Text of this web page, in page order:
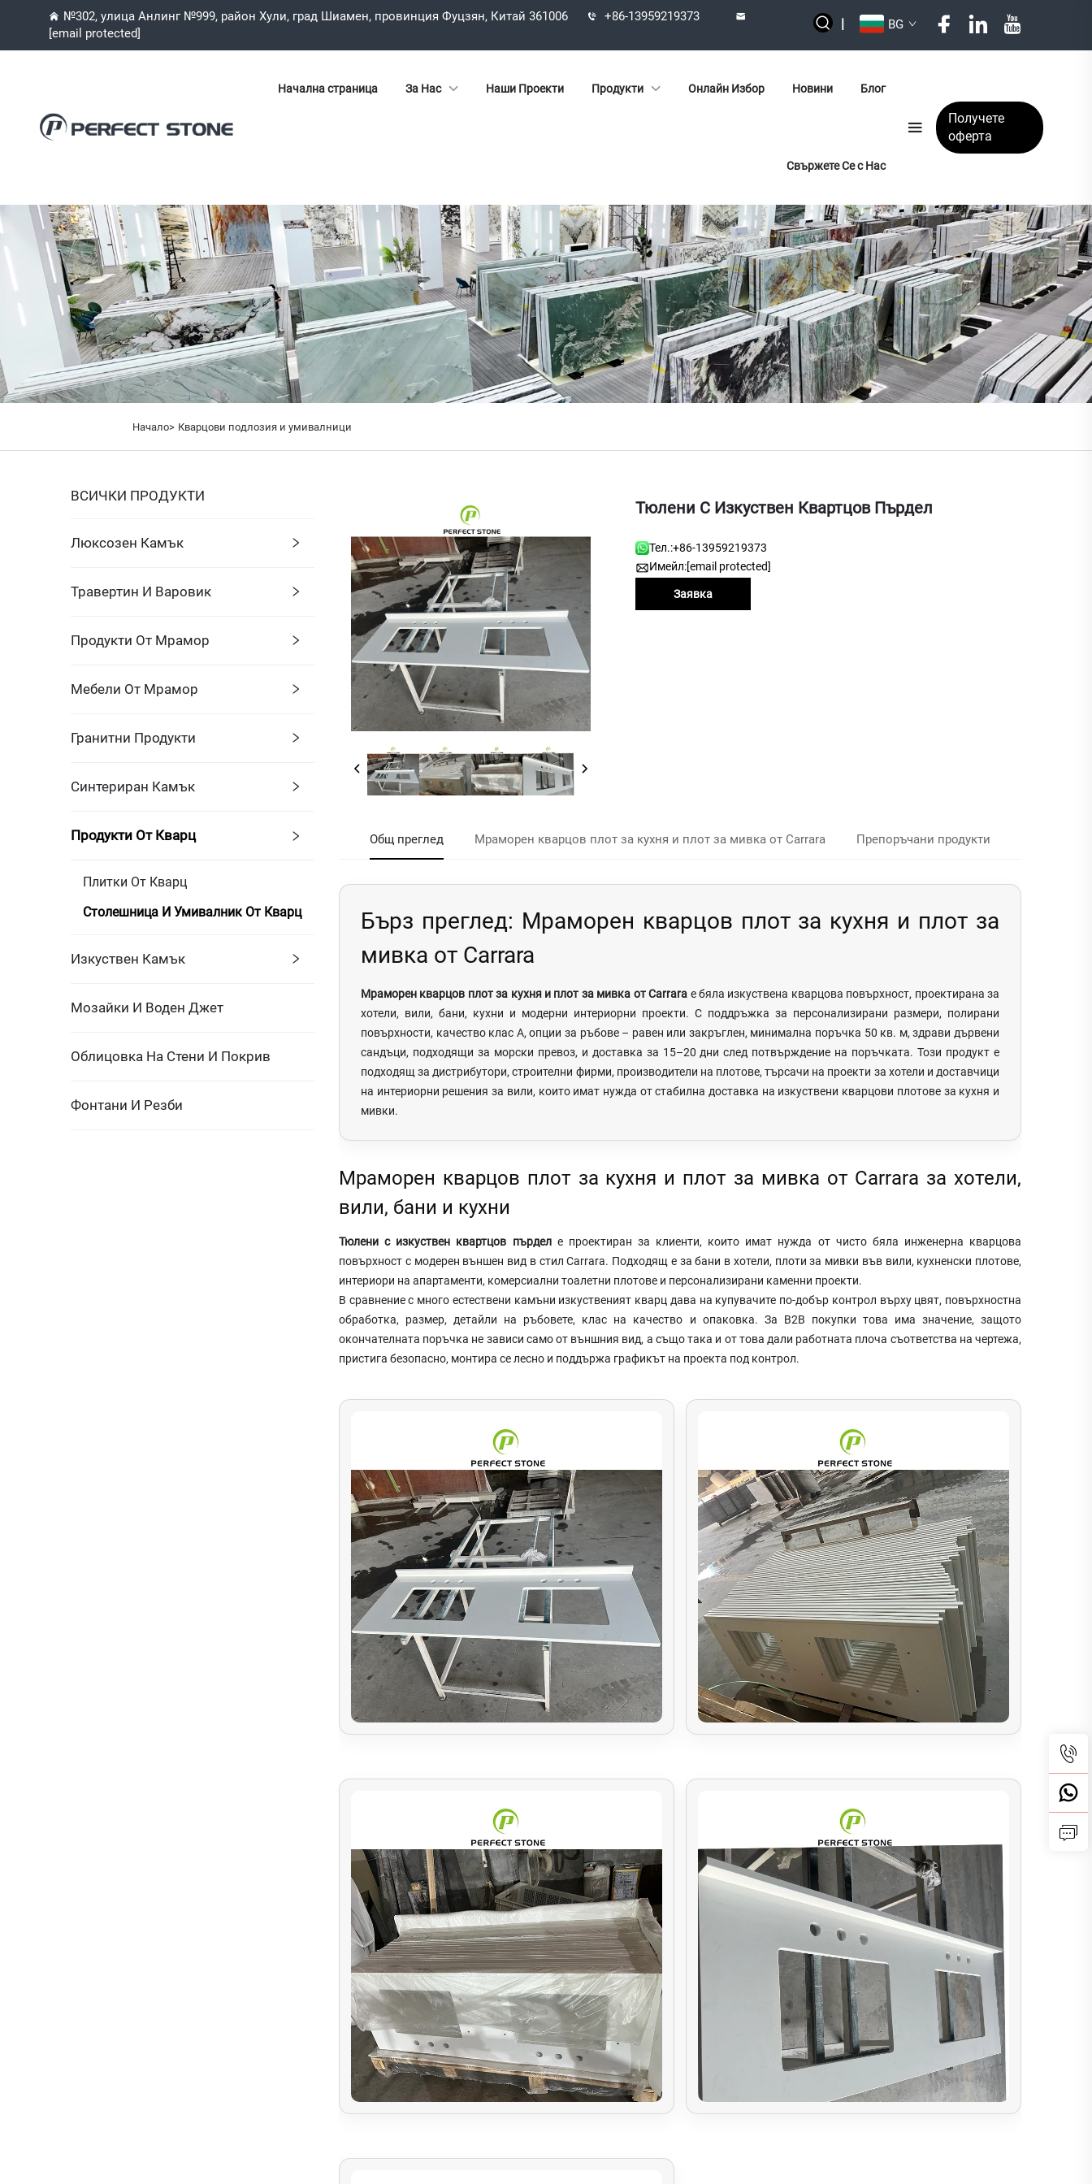
№302, улица Анлинг №999, район Хули, град Шиамен, провинция Фуцзян, Китай 361006
+86-13959219373
[email protected]
| BG
Начална страница За Нас Наши Проекти Продукти Онлайн Избор Новини Блог
Свържете Се с Нас
Получете
оферта
Начало> Кварцови подлозия и умивалници
ВСИЧКИ ПРОДУКТИ
Люксозен Камък
Травертин И Варовик
Продукти От Мрамор
Мебели От Мрамор
Гранитни Продукти
Синтериран Камък
Продукти От Кварц
Плитки От Кварц
Столешница И Умивалник От Кварц
Изкуствен Камък
Мозайки И Воден Джет
Облицовка На Стени И Покрив
Фонтани И Резби
Тюлени С Изкуствен Квартцов Пърдел
Тел.:+86-13959219373
Имейл:[email protected]
Заявка
Общ преглед Мраморен кварцов плот за кухня и плот за мивка от Carrara Препоръчани продукти
Бърз преглед: Мраморен кварцов плот за кухня и плот за
мивка от Carrara
Мраморен кварцов плот за кухня и плот за мивка от Carrara е бяла изкуствена кварцова повърхност, проектирана за
хотели, вили, бани, кухни и модерни интериорни проекти. С поддръжка за персонализирани размери, полирани
повърхности, качество клас А, опции за ръбове – равен или закръглен, минимална поръчка 50 кв. м, здрави дървени
сандъци, подходящи за морски превоз, и доставка за 15–20 дни след потвърждение на поръчката. Този продукт е
подходящ за дистрибутори, строителни фирми, производители на плотове, търсачи на проекти за хотели и доставчици
на интериорни решения за вили, които имат нужда от стабилна доставка на изкуствени кварцови плотове за кухня и
мивки.
Мраморен кварцов плот за кухня и плот за мивка от Carrara за хотели,
вили, бани и кухни
Тюлени с изкуствен квартцов пърдел е проектиран за клиенти, които имат нужда от чисто бяла инженерна кварцова
повърхност с модерен външен вид в стил Carrara. Подходящ е за бани в хотели, плоти за мивки във вили, кухненски плотове,
интериори на апартаменти, комерсиални тоалетни плотове и персонализирани каменни проекти.
В сравнение с много естествени камъни изкуственият кварц дава на купувачите по-добър контрол върху цвят, повърхностна
обработка, размер, детайли на ръбовете, клас на качество и опаковка. За B2B покупки това има значение, защото
окончателната поръчка не зависи само от външния вид, а също така и от това дали работната плоча съответства на чертежа,
пристига безопасно, монтира се лесно и поддържа графикът на проекта под контрол.